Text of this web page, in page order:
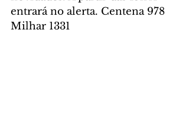
entrará no alerta. Centena 978
Milhar 1331